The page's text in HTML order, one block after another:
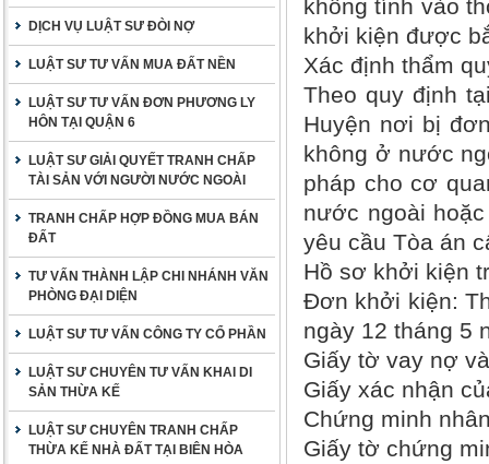
DỊCH VỤ LUẬT SƯ ĐÒI NỢ
LUẬT SƯ TƯ VẤN MUA ĐẤT NỀN
LUẬT SƯ TƯ VẤN ĐƠN PHƯƠNG LY
HÔN TẠI QUẬN 6
LUẬT SƯ GIẢI QUYẾT TRANH CHẤP
TÀI SẢN VỚI NGƯỜI NƯỚC NGOÀI
TRANH CHẤP HỢP ĐỒNG MUA BÁN
ĐẤT
TƯ VẤN THÀNH LẬP CHI NHÁNH VĂN
PHÒNG ĐẠI DIỆN
LUẬT SƯ TƯ VẤN CÔNG TY CỔ PHẦN
LUẬT SƯ CHUYÊN TƯ VẤN KHAI DI
SẢN THỪA KẾ
LUẬT SƯ CHUYÊN TRANH CHẤP
THỪA KẾ NHÀ ĐẤT TẠI BIÊN HÒA
không tính vào
khởi kiện được
Xác định thẩm
Theo quy định
Huyện nơi bị
không ở nước
pháp cho cơ
nước ngoài
yêu cầu Tòa án
Hồ sơ khởi kiện
Đơn khởi kiện:
ngày 12 tháng 5
Giấy tờ vay nợ
Giấy xác nhận
Chứng minh
Giấy tờ chứng